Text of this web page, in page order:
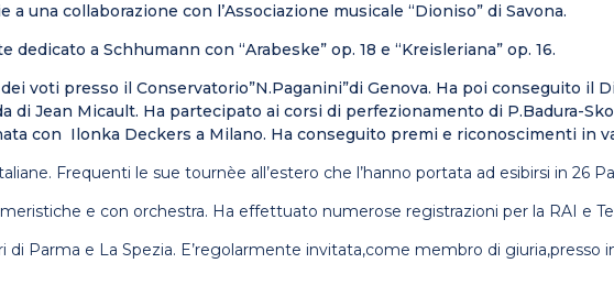
a una collaborazione con l’Associazione musicale “Dioniso” di Savona.
a Schhumann con “Arabeske” op. 18 e “Kreisleriana” op. 16.
voti presso il Conservatorio”N.Paganini”di Genova. Ha poi conseguito il
di Jean Micault. Ha partecipato ai corsi di perfezionamento di P.Badura-
con Ilonka Deckers a Milano. Ha conseguito premi e riconoscimenti in
Frequenti le sue tournèe all’estero che l’hanno portata ad esibirsi in 26
e con orchestra. Ha effettuato numerose registrazioni per la RAI e
di Parma e La Spezia. E’regolarmente invitata,come membro di